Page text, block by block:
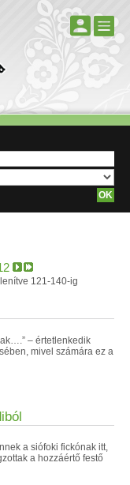
121-140-ig
– értetlenkedik
mivel számára ez a
a siófoki fickónak itt,
a hozzáértő festő